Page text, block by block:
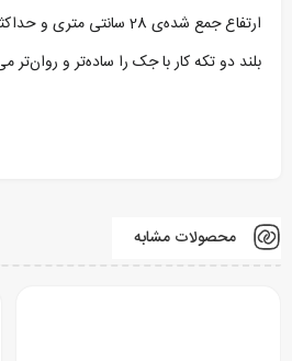
بلند دو تکه کار با جک را ساده‌تر و
محصولات مشابه